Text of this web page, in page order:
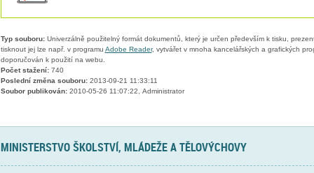
Typ souboru:Univerzálně použitelný formát dokumentů, který je určen především k tisku,
tisknout jej lze např. v programu Adobe Reader, vytvářet v mnoha kancelářských a grafických
doporučován k použití na webu.
Počet stažení:740
Poslední změna souboru:2013-09-21 11:33:11
Soubor publikován:2010-05-26 11:07:22, Administrator
MINISTERSTVO ŠKOLSTVÍ, MLÁDEŽE A TĚLOVÝCHOVY